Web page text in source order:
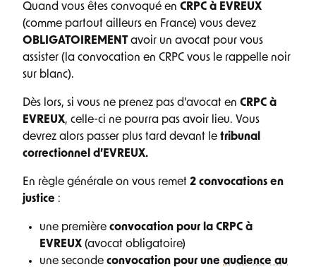
Quand vous êtes convoqué en CRPC à EVREUX
(comme partout ailleurs en France) vous devez
OBLIGATOIREMENT avoir un avocat pour vous
assister (la convocation en CRPC vous le rappelle noir
sur blanc).
Dès lors, si vous ne prenez pas d’avocat en CRPC à
EVREUX, celle-ci ne pourra pas avoir lieu. Vous
devrez alors passer plus tard devant le tribunal
correctionnel d’EVREUX.
En règle générale on vous remet 2 convocations en
justice :
une première convocation pour la CRPC à
EVREUX (avocat obligatoire)
une seconde convocation pour une audience au